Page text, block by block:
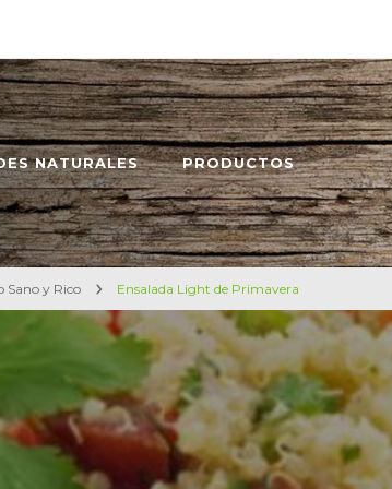
NATURALES PRODUCTOS
Sano y Rico Ensalada Light de Primavera